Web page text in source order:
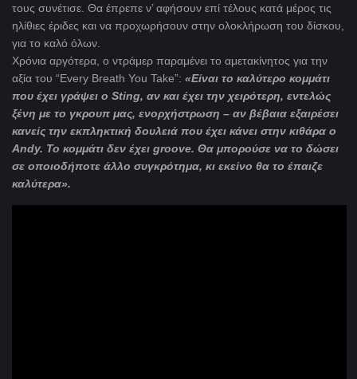
τους συνέτισε. Θα έπρεπε ν’ αφήσουν επί τέλους κατά μέρος τις
ηλίθιες έριδες και να προχωρήσουν στην ολοκλήρωση του δίσκου,
για το καλό όλων.
Χρόνια αργότερα, ο ντράμερ παραμένει το αμετακίνητος για την
αξία του “Every Breath You Take”: «Είναι το καλύτερο κομμάτι
που έχει γράψει ο Sting, αν και έχει την χειρότερη, εντελώς
ξένη με το γκρουπ μας, ενορχήστρωση – αν βέβαια εξαιρέσει
κανείς την εκπληκτική δουλειά που έχει κάνει στην κιθάρα ο
Andy. To κομμάτι δεν έχει groove. Θα μπορούσε να το δώσει
σε οποιοδήποτε άλλο συγκρότημα, κι εκείνο θα το έπαιζε
καλύτερα».